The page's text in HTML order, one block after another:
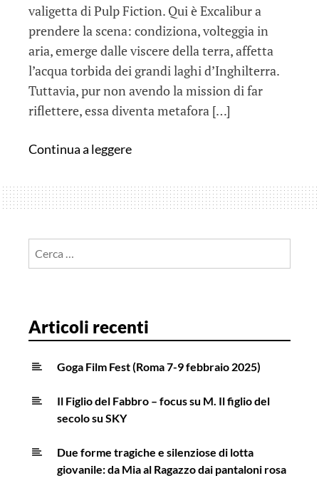
valigetta di Pulp Fiction. Qui è Excalibur a
prendere la scena: condiziona, volteggia in
aria, emerge dalle viscere della terra, affetta
l’acqua torbida dei grandi laghi d’Inghilterra.
Tuttavia, pur non avendo la mission di far
riflettere, essa diventa metafora […]
Continua a leggere
–
Il
della
cinema
Articoli recenti
Goga Film Fest (Roma 7-9 febbraio 2025)
Il Figlio del Fabbro – focus su M. Il figlio del
secolo su SKY
Due forme tragiche e silenziose di lotta
giovanile: da Mia al Ragazzo dai pantaloni rosa